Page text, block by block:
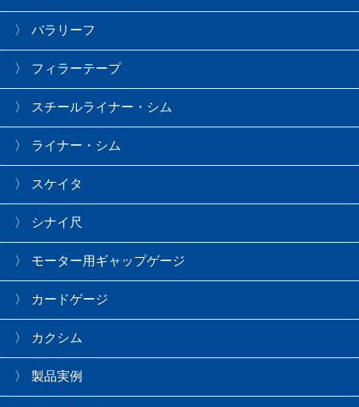
バラリーフ
フィラーテープ
スチールライナー・シム
ライナー・シム
スケイタ
シナイ尺
モーター用ギャップゲージ
カードゲージ
カクシム
製品実例